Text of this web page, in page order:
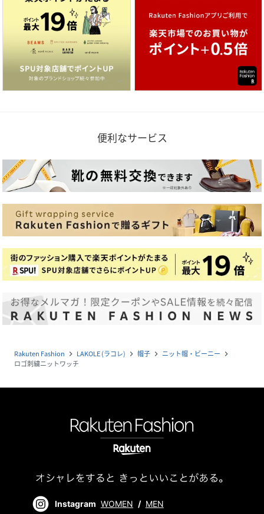
便利なサービス
Rakuten Fashion navigate_next LAKOLE (ラコレ) navigate_next 帽子 navigate_next ニット帽・ビーニー navigate_next
ロゴ刺繍ニットワッチ
Instagram WOMEN / MEN